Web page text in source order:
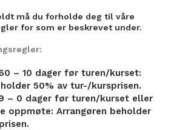
må du forholde deg til våre
for som er beskrevet under.
– 10 dager før turen/kurset:
50% av tur-/kursprisen.
– 0 dager før turen/kurset eller
oppmøte: Arrangøren beholder